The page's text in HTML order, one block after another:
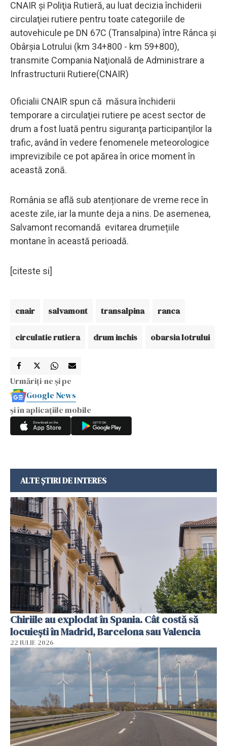
CNAIR şi Poliţia Rutieră, au luat decizia închiderii
circulaţiei rutiere pentru toate categoriile de
autovehicule pe DN 67C (Transalpina) între Rânca şi
Obârşia Lotrului (km 34+800 - km 59+800),
transmite Compania Naţională de Administrare a
Infrastructurii Rutiere(CNAIR)
Oficialii CNAIR spun că măsura închiderii
temporare a circulaţiei rutiere pe acest sector de
drum a fost luată pentru siguranţa participanţilor la
trafic, având în vedere fenomenele meteorologice
imprevizibile ce pot apărea în orice moment în
această zonă.
România se află sub atenționare de vreme rece în
aceste zile, iar la munte deja a nins. De asemenea,
Salvamont recomandă evitarea drumețiile
montane în această perioadă.
[citeste si]
cnair salvamont transalpina ranca
circulatie rutiera drum inchis obarsia lotrului
Urmăriți-ne și pe
Google News
și în aplicațiile mobile
ALTE ȘTIRI DE INTERES
Chiriile au explodat în Spania. Cât costă să
locuiești în Madrid, Barcelona sau Valencia
22 IULIE 2026